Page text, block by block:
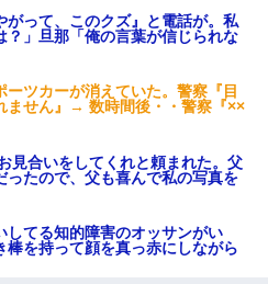
がって、このクズ』と電話が。私
？」旦那「俺の言葉が信じられな
ーツカーが消えていた。警察『目
ません』→ 数時間後・・警察『××
見合いをしてくれと頼まれた。父
ったので、父も喜んで私の写真を
してる知的障害のオッサンがい
を持って顔を真っ赤にしながら